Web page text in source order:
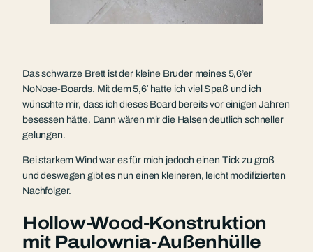
Das schwarze Brett ist der kleine Bruder meines 5,6’er
NoNose-Boards. Mit dem 5,6′ hatte ich viel Spaß und ich
wünschte mir, dass ich dieses Board bereits vor einigen Jahren
besessen hätte. Dann wären mir die Halsen deutlich schneller
gelungen.
Bei starkem Wind war es für mich jedoch einen Tick zu groß
und deswegen gibt es nun einen kleineren, leicht modifizierten
Nachfolger.
Hollow-Wood-Konstruktion
mit Paulownia-Außenhülle